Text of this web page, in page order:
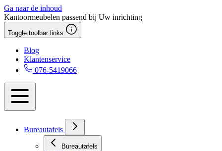
Ga naar de inhoud
Kantoormeubelen passend bij Uw inrichting
Toggle toolbar links
Blog
Klantenservice
076-5419066
Bureautafels
Bureautafels